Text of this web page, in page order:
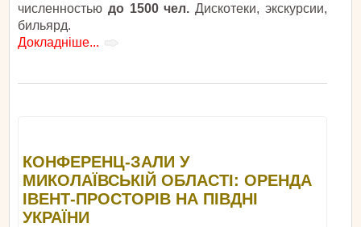
численностью до 1500 чел.Дискотеки, экскурсии,
бильярд.
Докладніше...
КОНФЕРЕНЦ-ЗАЛИ У
МИКОЛАЇВСЬКІЙ ОБЛАСТІ: ОРЕНДА
ІВЕНТ-ПРОСТОРІВ НА ПІВДНІ
УКРАЇНИ